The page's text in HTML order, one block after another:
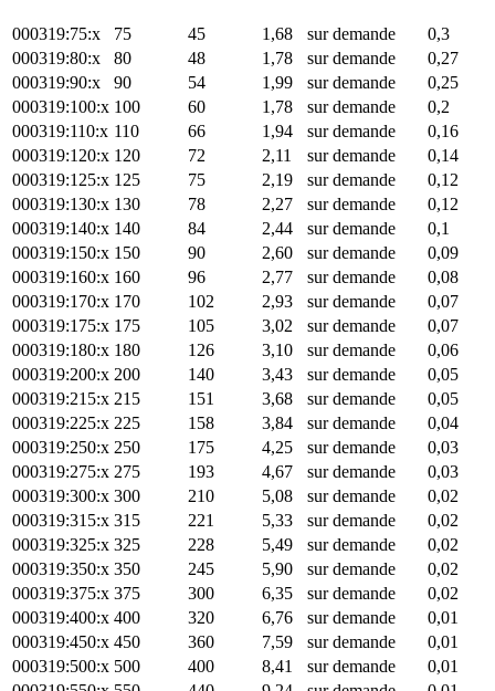
000319:75:x 75 45 1,68 sur demande
0,3
000319:80:x
80 48 1,78 sur demande
0,27
000319:90:x
90 54 1,99 sur demande
0,25
000319:100:x 100 60 1,78 sur demande
0,2
000319:110:x 110 66 1,94 sur demande
0,16
000319:120:x 120 72 2,11 sur demande
0,14
000319:125:x 125 75 2,19 sur demande
0,12
000319:130:x 130 78 2,27 sur demande
0,12
000319:140:x 140 84 2,44 sur demande
0,1
000319:150:x 150 90 2,60 sur demande
0,09
000319:160:x 160 96 2,77 sur demande
0,08
000319:170:x 170 102 2,93 sur demande
0,07
000319:175:x 175 105 3,02 sur demande
0,07
000319:180:x 180 126 3,10 sur demande
0,06
000319:200:x 200 140 3,43 sur demande
0,05
000319:215:x 215 151 3,68 sur demande
0,05
000319:225:x 225 158 3,84 sur demande
0,04
000319:250:x 250 175 4,25 sur demande
0,03
000319:275:x 275 193 4,67 sur demande
0,03
000319:300:x 300 210 5,08 sur demande
0,02
000319:315:x 315 221 5,33 sur demande
0,02
000319:325:x 325 228 5,49 sur demande
0,02
000319:350:x 350 245 5,90 sur demande
0,02
000319:375:x 375 300 6,35 sur demande
0,02
000319:400:x 400 320 6,76 sur demande
0,01
000319:450:x 450 360 7,59 sur demande
0,01
000319:500:x 500 400 8,41 sur demande
0,01